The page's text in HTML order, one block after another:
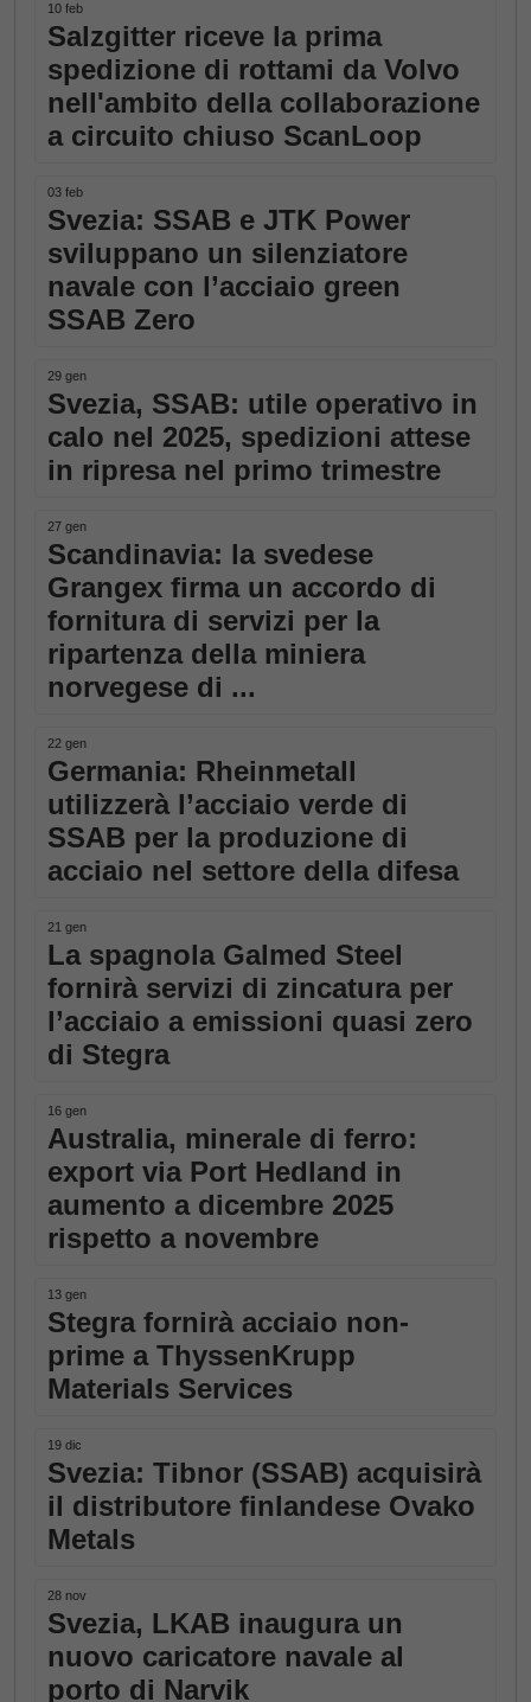
10 feb
Salzgitter riceve la prima
spedizione di rottami da Volvo
nell'ambito della collaborazione
a circuito chiuso ScanLoop
03 feb
Svezia: SSAB e JTK Power
sviluppano un silenziatore
navale con l’acciaio green
SSAB Zero
29 gen
Svezia, SSAB: utile operativo in
calo nel 2025, spedizioni attese
in ripresa nel primo trimestre
27 gen
Scandinavia: la svedese
Grangex firma un accordo di
fornitura di servizi per la
ripartenza della miniera
norvegese di ...
22 gen
Germania: Rheinmetall
utilizzerà l’acciaio verde di
SSAB per la produzione di
acciaio nel settore della difesa
21 gen
La spagnola Galmed Steel
fornirà servizi di zincatura per
l’acciaio a emissioni quasi zero
di Stegra
16 gen
Australia, minerale di ferro:
export via Port Hedland in
aumento a dicembre 2025
rispetto a novembre
13 gen
Stegra fornirà acciaio non-
prime a ThyssenKrupp
Materials Services
19 dic
Svezia: Tibnor (SSAB) acquisirà
il distributore finlandese Ovako
Metals
28 nov
Svezia, LKAB inaugura un
nuovo caricatore navale al
porto di Narvik